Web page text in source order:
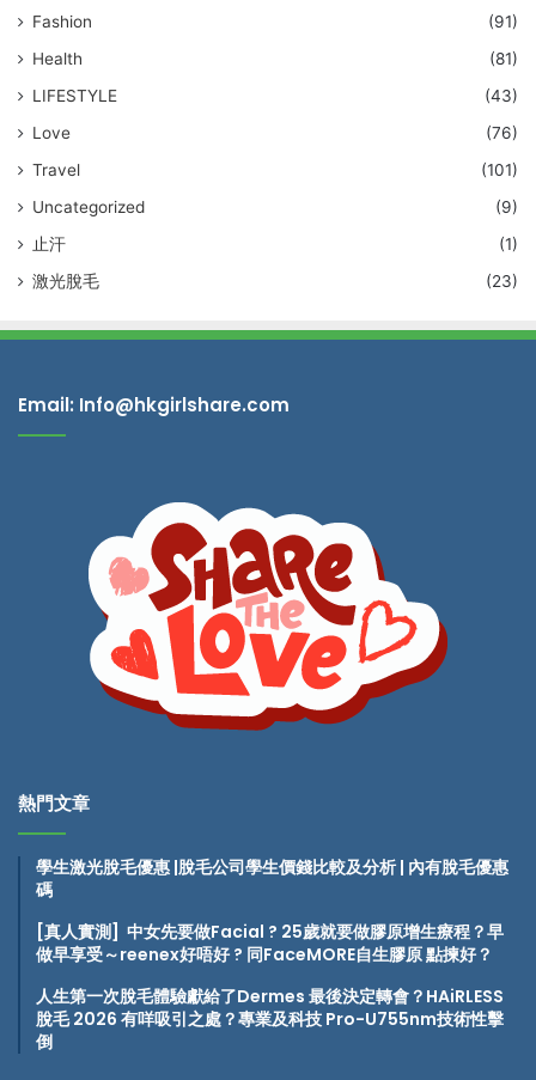
Fashion
(91)
Health
(81)
LIFESTYLE
(43)
Love
(76)
Travel
(101)
Uncategorized
(9)
止汗
(1)
激光脫毛
(23)
Email: Info@hkgirlshare.com
熱門文章
學生激光脫毛優惠 |脫毛公司學生價錢比較及分析 | 內有脫毛優惠
碼
[真人實測] 中女先要做Facial ? 25歲就要做膠原增生療程？早
做早享受～reenex好唔好 ? 同FaceMORE自生膠原 點揀好？
人生第一次脫毛體驗獻給了Dermes 最後決定轉會？HAiRLESS
脫毛 2026 有咩吸引之處？專業及科技 Pro-U755nm技術性擊
倒